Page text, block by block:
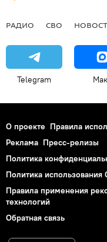
РАДИО СВО
Telegram
О проекте Правила
Реклама Пресс-релизы
Политика
Политика использования
Правила применения
технологий
Обратная связь